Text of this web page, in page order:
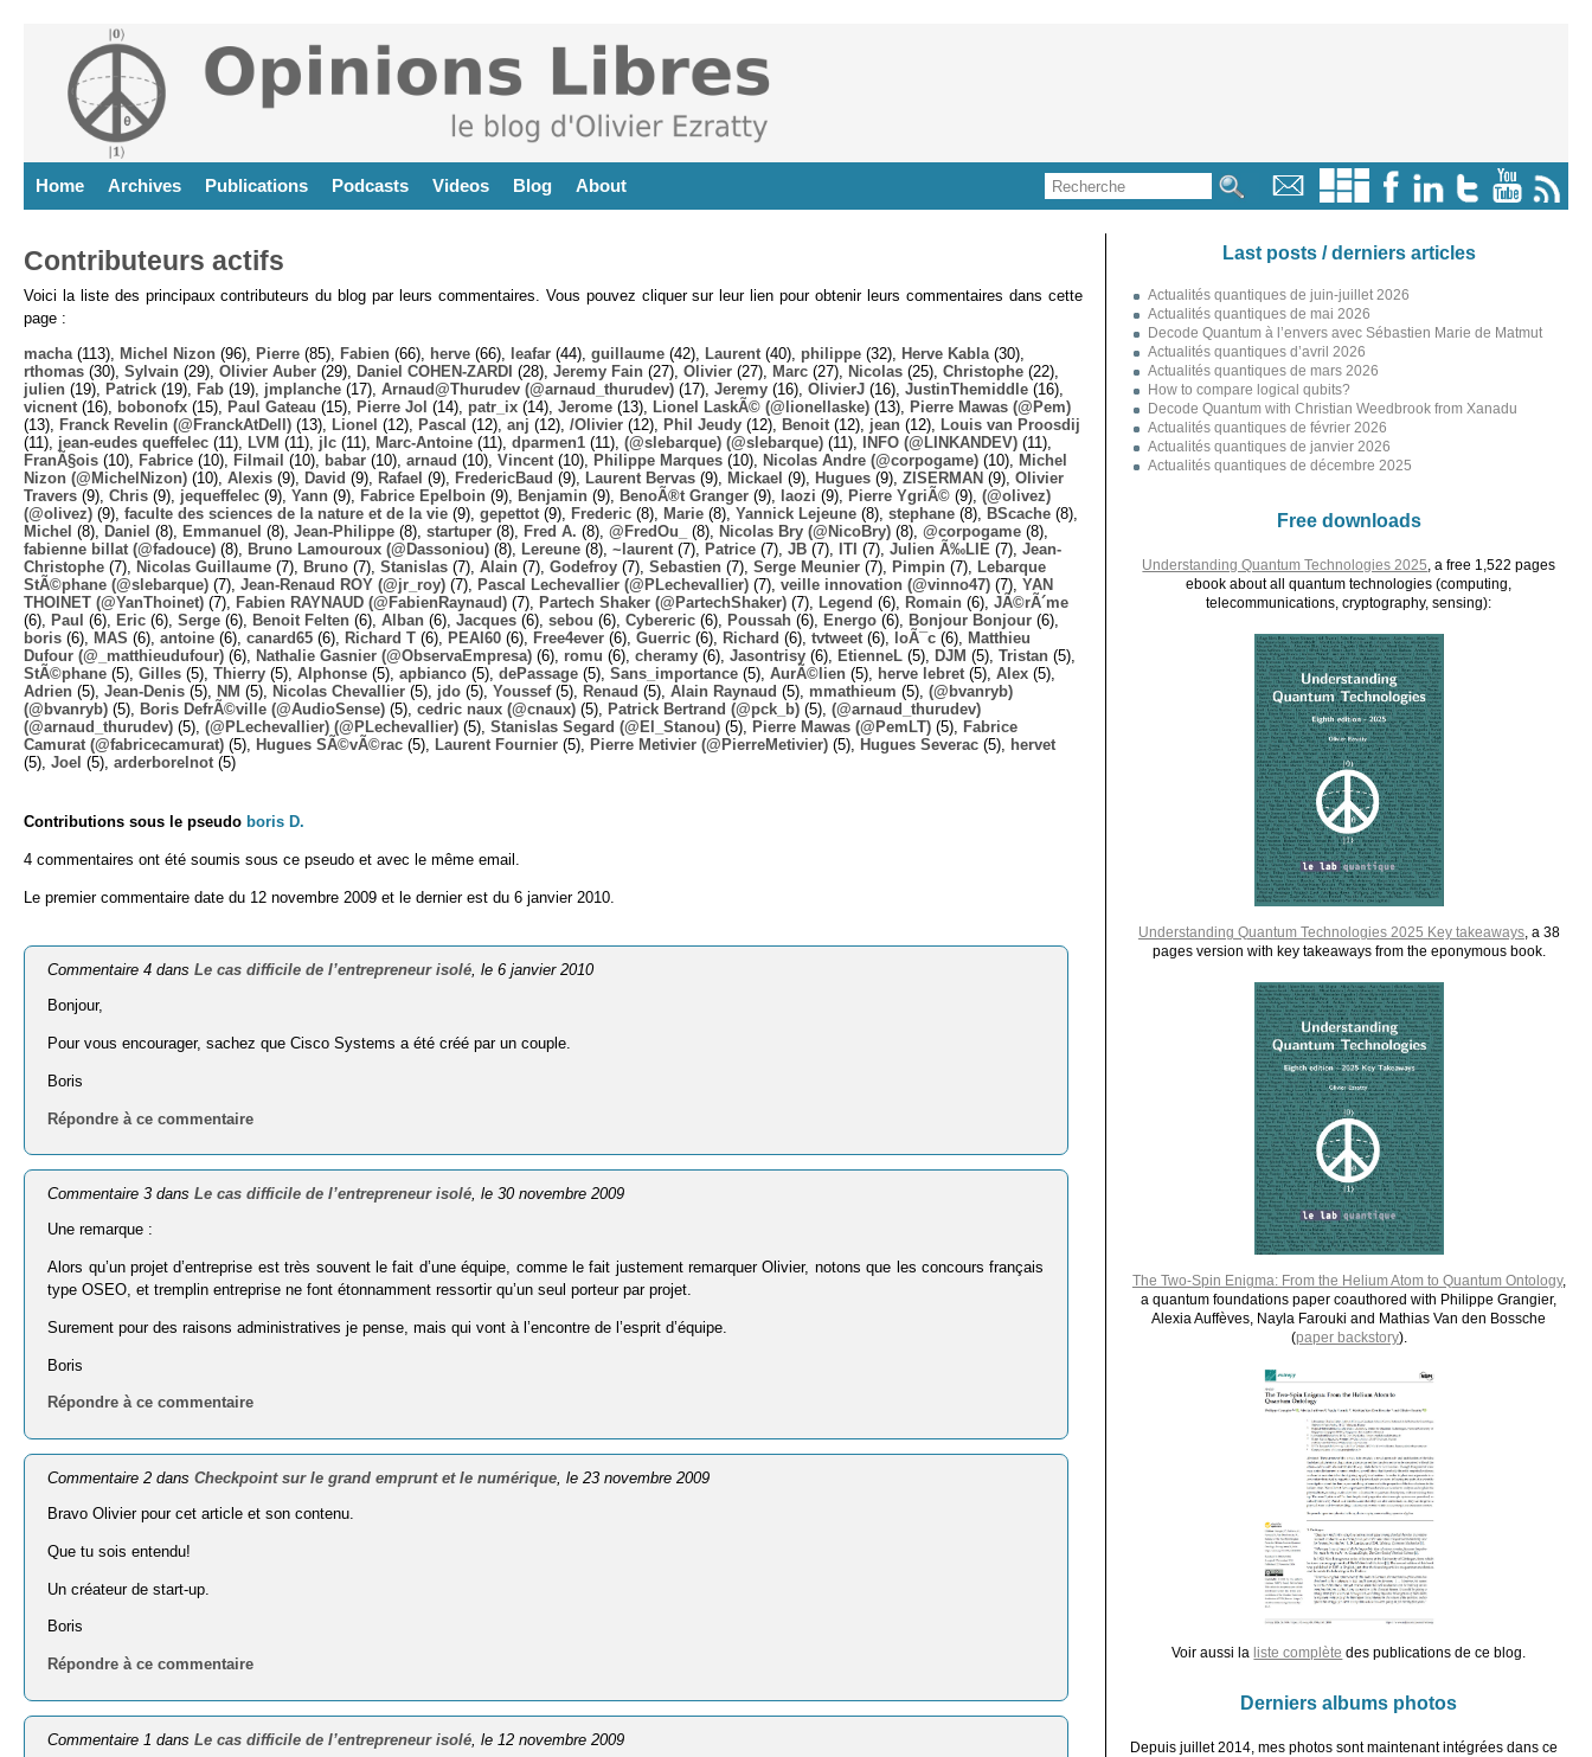
Home Archives Publications Podcasts Videos Blog About
Contributeurs actifs
Voici la liste des principaux contributeurs du blog par leurs commentaires. Vous pouvez cliquer sur leur lien pour obtenir leurs commentaires dans cette
page :
macha (113), Michel Nizon (96), Pierre (85), Fabien (66), herve (66), leafar (44), guillaume (42), Laurent (40), philippe (32), Herve Kabla (30),
rthomas (30), Sylvain (29), Olivier Auber (29), Daniel COHEN-ZARDI (28), Jeremy Fain (27), Olivier (27), Marc (27), Nicolas (25), Christophe (22),
julien (19), Patrick (19), Fab (19), jmplanche (17), Arnaud@Thurudev (@arnaud_thurudev) (17), Jeremy (16), OlivierJ (16), JustinThemiddle (16),
vicnent (16), bobonofx (15), Paul Gateau (15), Pierre Jol (14), patr_ix (14), Jerome (13), Lionel LaskÃ© (@lionellaske) (13),
Pierre Mawas (@Pem)
(13),
Franck Revelin (@FranckAtDell) (13), Lionel (12), Pascal (12), anj (12), /Olivier (12), Phil Jeudy (12), Benoit (12), jean (12),
Louis van Proosdij
(11), jean-eudes queffelec (11), LVM (11), jlc (11), Marc-Antoine (11), dparmen1 (11), (@slebarque) (@slebarque) (11), INFO (@LINKANDEV) (11),
FranÃ§ois (10), Fabrice (10), Filmail (10), babar (10), arnaud (10), Vincent (10), Philippe Marques (10), Nicolas Andre (@corpogame) (10),
Michel
Nizon (@MichelNizon) (10), Alexis (9), David (9), Rafael (9), FredericBaud (9), Laurent Bervas (9), Mickael (9), Hugues (9), ZISERMAN (9), Olivier
Travers (9), Chris (9), jequeffelec (9), Yann (9), Fabrice Epelboin (9), Benjamin (9), BenoÃ®t Granger (9), laozi (9), Pierre YgriÃ© (9), (@olivez)
(@olivez) (9), faculte des sciences de la nature et de la vie (9), gepettot (9), Frederic (8), Marie (8), Yannick Lejeune (8), stephane (8), BScache (8),
Michel (8), Daniel (8), Emmanuel (8), Jean-Philippe (8), startuper (8), Fred A. (8), @FredOu_ (8), Nicolas Bry (@NicoBry) (8), @corpogame (8),
fabienne billat (@fadouce) (8), Bruno Lamouroux (@Dassoniou) (8), Lereune (8), ~laurent (7), Patrice (7), JB (7), ITI (7), Julien Ã‰LIE (7), Jean-
Christophe (7), Nicolas Guillaume (7), Bruno (7), Stanislas (7), Alain (7), Godefroy (7), Sebastien (7), Serge Meunier (7), Pimpin (7),
Lebarque
StÃ©phane (@slebarque) (7), Jean-Renaud ROY (@jr_roy) (7), Pascal Lechevallier (@PLechevallier) (7), veille innovation (@vinno47) (7), YAN
THOINET (@YanThoinet) (7), Fabien RAYNAUD (@FabienRaynaud) (7), Partech Shaker (@PartechShaker) (7), Legend (6), Romain (6), JÃ©rÃ´me
(6),
Paul (6), Eric (6), Serge (6), Benoit Felten (6), Alban (6), Jacques (6), sebou (6), Cybereric (6), Poussah (6), Energo (6), Bonjour Bonjour (6),
boris (6), MAS (6), antoine (6), canard65 (6), Richard T (6), PEAI60 (6), Free4ever (6), Guerric (6), Richard (6), tvtweet (6), loÃ¯c (6),
Matthieu
Dufour (@_matthieudufour) (6), Nathalie Gasnier (@ObservaEmpresa) (6), romu (6), cheramy (6), Jasontrisy (6), EtienneL (5), DJM (5), Tristan (5),
StÃ©phane (5), Gilles (5), Thierry (5), Alphonse (5), apbianco (5), dePassage (5), Sans_importance (5), AurÃ©lien (5), herve lebret (5), Alex (5),
Adrien (5), Jean-Denis (5), NM (5), Nicolas Chevallier (5), jdo (5), Youssef(5), Renaud (5), Alain Raynaud (5), mmathieum (5), (@bvanryb)
(@bvanryb) (5), Boris DefrÃ©ville (@AudioSense) (5), cedric naux (@cnaux) (5), Patrick Bertrand (@pck_b) (5), (@arnaud_thurudev)
(@arnaud_thurudev) (5), (@PLechevallier) (@PLechevallier) (5), Stanislas Segard (@El_Stanou) (5), Pierre Mawas (@PemLT) (5),
Fabrice
Camurat (@fabricecamurat) (5), Hugues SÃ©vÃ©rac (5), Laurent Fournier (5), Pierre Metivier (@PierreMetivier) (5), Hugues Severac (5),
hervet
(5), Joel (5), arderborelnot (5)
Contributions sous le pseudo boris D.
4 commentaires ont été soumis sous ce pseudo et avec le même email.
Le premier commentaire date du 12 novembre 2009 et le dernier est du 6 janvier 2010.
Commentaire 4 dansLe cas difficile de l’entrepreneur isolé, le 6 janvier 2010
Bonjour,
Pour vous encourager, sachez que Cisco Systems a été créé par un couple.
Boris
Répondre à ce commentaire
Commentaire 3 dansLe cas difficile de l’entrepreneur isolé, le 30 novembre 2009
Une remarque :
Alors qu’un projet d’entreprise est très souvent le fait d’une équipe, comme le fait justement remarquer Olivier, notons que les concours français
type OSEO, et tremplin entreprise ne font étonnamment ressortir qu’un seul porteur par projet.
Surement pour des raisons administratives je pense, mais qui vont à l’encontre de l’esprit d’équipe.
Boris
Répondre à ce commentaire
Commentaire 2 dansCheckpoint sur le grand emprunt et le numérique, le 23 novembre 2009
Bravo Olivier pour cet article et son contenu.
Que tu sois entendu!
Un créateur de start-up.
Boris
Répondre à ce commentaire
Commentaire 1 dansLe cas difficile de l’entrepreneur isolé , le 12 novembre 2009
Last posts / derniers articles
Actualités quantiques de juin-juillet 2026
Actualités quantiques de mai 2026
Decode Quantum à l’envers avec Sébastien Marie de Matmut
Actualités quantiques d’avril 2026
Actualités quantiques de mars 2026
How to compare logical qubits?
Decode Quantum with Christian Weedbrook from Xanadu
Actualités quantiques de février 2026
Actualités quantiques de janvier 2026
Actualités quantiques de décembre 2025
Free downloads
Understanding Quantum Technologies 2025 , a free 1,522 pages
ebook about all quantum technologies (computing,
telecommunications, cryptography, sensing):
Understanding Quantum Technologies 2025 Key takeaways, a 38
pages version with key takeaways from the eponymous book.
The Two-Spin Enigma: From the Helium Atom to Quantum Ontology,
a quantum foundations paper coauthored with Philippe Grangier,
Alexia Auffèves, Nayla Farouki and Mathias Van den Bossche
(paper backstory).
Voir aussi la liste complète des publications de ce blog.
Derniers albums photos
Depuis juillet 2014, mes photos sont maintenant intégrées dans ce